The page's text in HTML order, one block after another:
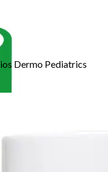
Dermo Pediatrics